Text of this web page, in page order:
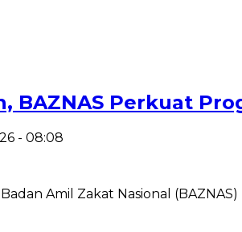
BAZNAS Perkuat
- 08:08
Amil Zakat Nasional